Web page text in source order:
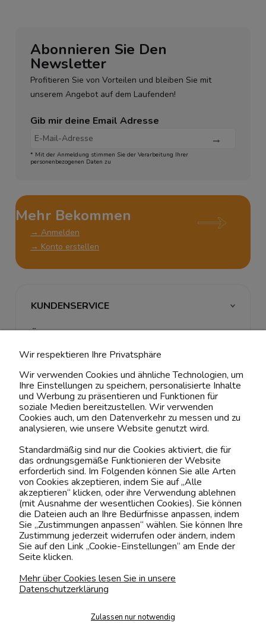
Abonnieren Sie Den
Newsletter
Profitieren Sie von Vorteilen und bleiben Sie mit
unserem Angebot auf dem Laufenden!
Gib mir deine Email Adresse
* Mit der Anmeldung stimmen Sie der Verarbeitung Ihrer
personenbezogenen Daten zu
Mehr Bekommen
→ Anmelden
→ Konto erstellen
Kontaktiere uns!
0151 12200811
shop@yourhouse24.eu
Mo. - Fr. 07:00-15:00
KUNDENSERVICE
ÜBER UNS & RECHTLICHES
MEIN ACCOUNT
BELIEBTE KATEGORIEN
Wir respektieren Ihre Privatsphäre
Wir verwenden Cookies und ähnliche Technologien, um
Ihre Einstellungen zu speichern, personalisierte Inhalte
und Werbung zu präsentieren und Funktionen für
soziale Medien bereitzustellen. Wir verwenden
Cookies auch, um den Datenverkehr zu messen und zu
analysieren, wie unsere Website genutzt wird.
Standardmäßig sind nur die Cookies aktiviert, die für
das ordnungsgemäße Funktionieren der Website
erforderlich sind. Im Folgenden können Sie alle Arten
von Cookies akzeptieren, indem Sie auf „Alle
akzeptieren“ klicken, oder ihre Verwendung ablehnen
(mit Ausnahme der wesentlichen Cookies). Sie können
die Dateien auch an Ihre Bedürfnisse anpassen, indem
Sie „Zustimmungen anpassen“ wählen. Sie können Ihre
Zustimmung jederzeit widerrufen oder ändern, indem
Sie auf den Link „Cookie-Einstellungen“ am Ende der
Seite klicken.
Mehr über Cookies lesen Sie in unsere
Datenschutzerklärung
Zulassen nur notwendig